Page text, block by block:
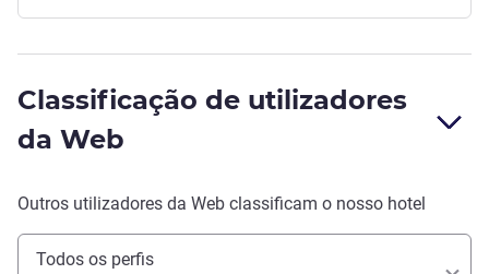
Classificação de utilizadores
da Web
Outros utilizadores da Web classificam o nosso hotel
Todos os perfis